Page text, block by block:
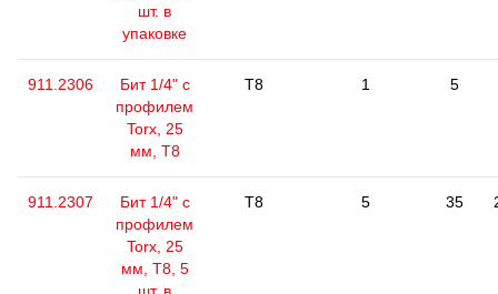
шт. в
упаковке
911.2306
Бит 1/4" с
профилем
Torx, 25
мм, Т8
T8 1 5
911.2307
Бит 1/4" с
профилем
Torx, 25
мм, Т8, 5
T8 5 35